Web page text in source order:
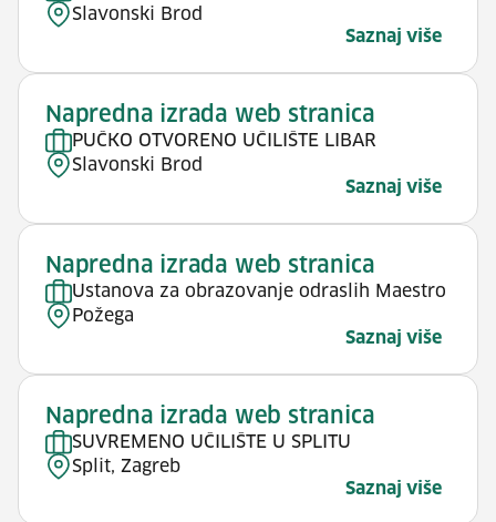
Slavonski Brod
Saznaj više
Napredna izrada web stranica
PUČKO OTVORENO UČILIŠTE LIBAR
Slavonski Brod
Saznaj više
Napredna izrada web stranica
Ustanova za obrazovanje odraslih Maestro
Požega
Saznaj više
Napredna izrada web stranica
SUVREMENO UČILIŠTE U SPLITU
Split, Zagreb
Saznaj više